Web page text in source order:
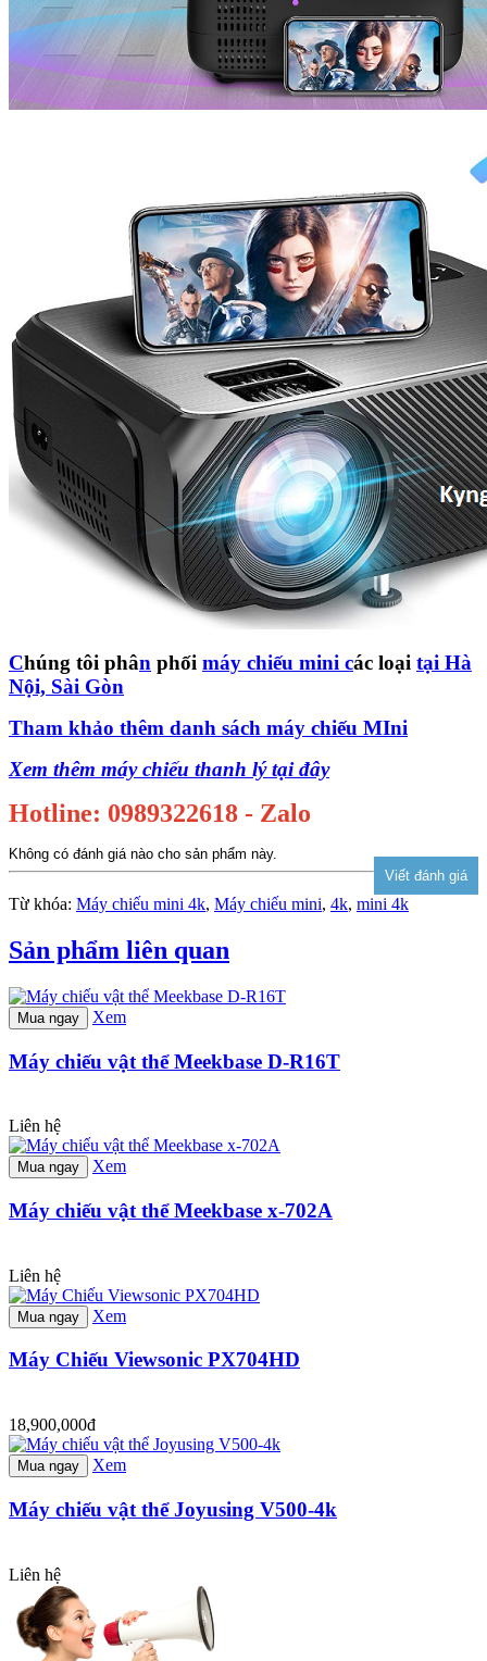
Chúng tôi phân phối máy chiếu mini các loại tại Hà
Nội, Sài Gòn
Tham khảo thêm danh sách máy chiếu MIni
Xem thêm máy chiếu thanh lý tại đây
Hotline: 0989322618 - Zalo
Không có đánh giá nào cho sản phẩm này.
Từ khóa: Máy chiếu mini 4k, Máy chiếu mini, 4k, mini 4k
Sản phẩm liên quan
Mua ngay Xem
Máy chiếu vật thể Meekbase D-R16T
Liên hệ
Mua ngay Xem
Máy chiếu vật thể Meekbase x-702A
Liên hệ
Mua ngay Xem
Máy Chiếu Viewsonic PX704HD
18,900,000đ
Mua ngay Xem
Máy chiếu vật thể Joyusing V500-4k
Liên hệ